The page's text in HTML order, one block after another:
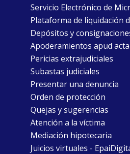
Servicio Electrónico de
Plataforma de liquidación
Depósitos y
Apoderamientos apud acta
Pericias extrajudiciales
Subastas judiciales
Presentar una denuncia
Orden de protección
Quejas y sugerencias
Atención a la víctima
Mediación hipotecaria
Juicios virtuales -